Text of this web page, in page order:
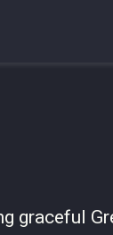
graceful